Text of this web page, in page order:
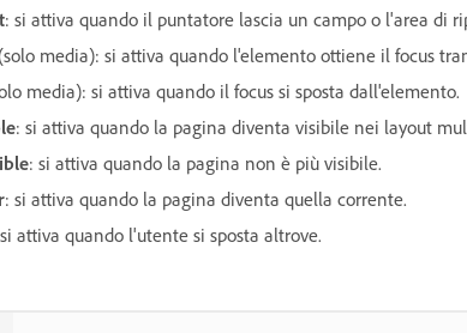
: si attiva quando il puntatore lascia un campo o l'area di
media): si attiva quando l'elemento ottiene il focus
media): si attiva quando il focus si sposta dall'elemento.
: si attiva quando la pagina diventa visibile nei layout
: si attiva quando la pagina non è più visibile.
: si attiva quando la pagina diventa quella corrente.
attiva quando l'utente si sposta altrove.